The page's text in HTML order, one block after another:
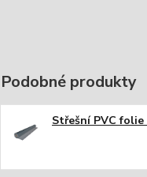
Podobné produkty
Střešní PVC